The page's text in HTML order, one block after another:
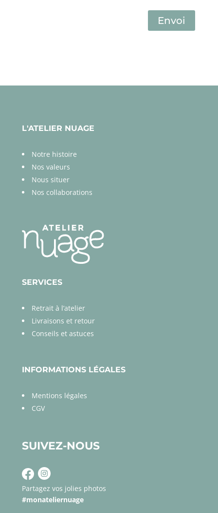
Envoi
L'ATELIER NUAGE
Notre histoire
Nos valeurs
Nous situer
Nos collaborations
SERVICES
Retrait à l’atelier
Livraisons et retour
Conseils et astuces
INFORMATIONS LÉGALES
Mentions légales
CGV
SUIVEZ-NOUS
Partagez vos jolies photos
#monateliernuage